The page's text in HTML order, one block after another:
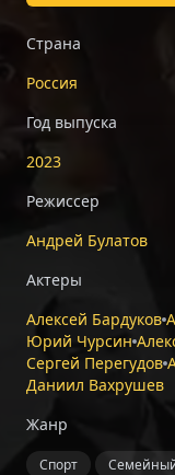
Страна
Россия
Год выпуска
2023
Режиссер
Андрей Булатов
Актеры
Алексей Бардуков
Юрий Чурсин
Сергей Перегудов
Даниил Вахрушев
Жанр
Спорт